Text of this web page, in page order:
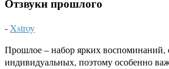
-Xstroy
Прошлое – набор ярких воспоминаний,
индивидуальных, поэтому особенно